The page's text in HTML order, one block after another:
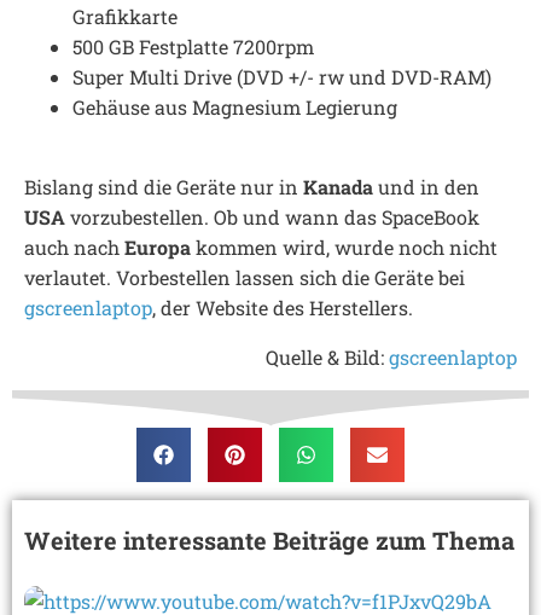
Grafikkarte
500 GB Festplatte 7200rpm
Super Multi Drive (DVD +/- rw und DVD-RAM)
Gehäuse aus Magnesium Legierung
Bislang sind die Geräte nur in Kanadaund in den
USAvorzubestellen. Ob und wann das SpaceBook
auch nach Europakommen wird, wurde noch nicht
verlautet. Vorbestellen lassen sich die Geräte bei
gscreenlaptop, der Website des Herstellers.
Quelle & Bild:gscreenlaptop
Weitere interessante Beiträge zum Thema